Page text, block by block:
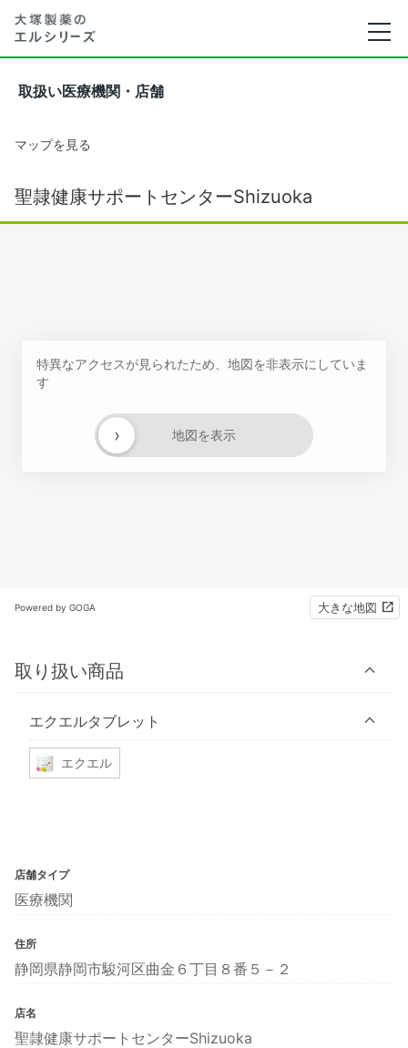
取扱い医療機関・店舗
マップを見る
聖隷健康サポートセンターShizuoka
特異なアクセスが見られたため、地図を非表示にしていま
す
地図を表示
›
Powered by GOGA 大きな地図
取り扱い商品
エクエルタブレット
エクエル
店舗タイプ
医療機関
住所
静岡県静岡市駿河区曲金６丁目８番５－２
店名
聖隷健康サポートセンターShizuoka